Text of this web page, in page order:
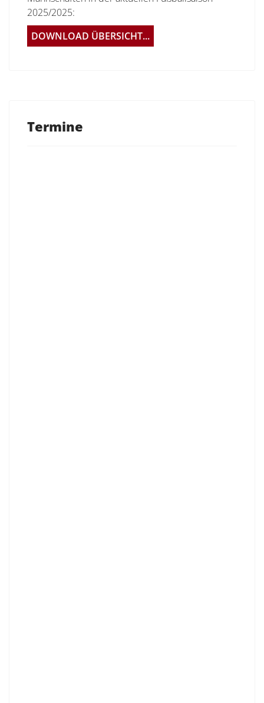
2025/2025:
DOWNLOAD ÜBERSICHT...
Termine